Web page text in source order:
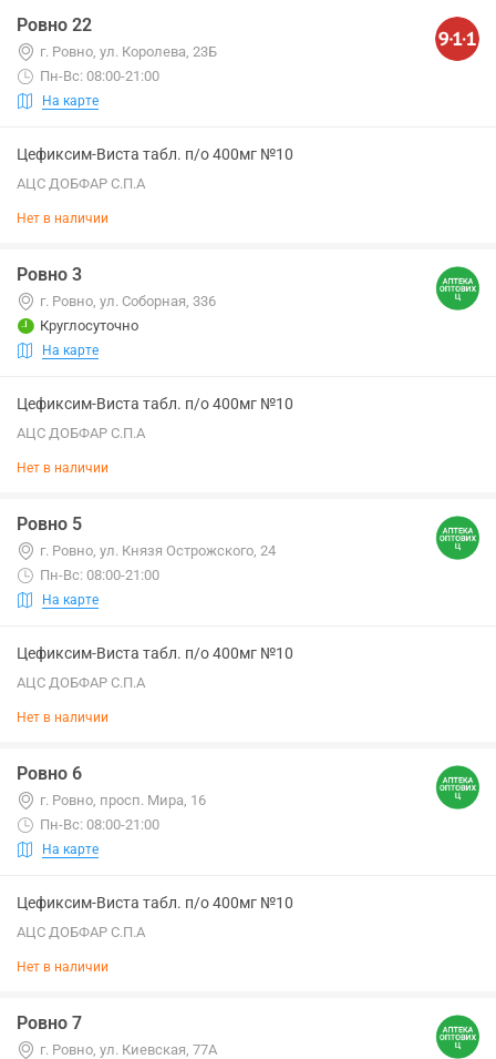
Ровно 22
г. Ровно, ул. Королева, 23Б
Пн-Вс: 08:00-21:00
На карте
Цефиксим-Виста табл. п/о 400мг №10
АЦС ДОБФАР С.П.А
Нет в наличии
Ровно 3
г. Ровно, ул. Соборная, 336
Круглосуточно
На карте
Цефиксим-Виста табл. п/о 400мг №10
АЦС ДОБФАР С.П.А
Нет в наличии
Ровно 5
г. Ровно, ул. Князя Острожского, 24
Пн-Вс: 08:00-21:00
На карте
Цефиксим-Виста табл. п/о 400мг №10
АЦС ДОБФАР С.П.А
Нет в наличии
Ровно 6
г. Ровно, просп. Мира, 16
Пн-Вс: 08:00-21:00
На карте
Цефиксим-Виста табл. п/о 400мг №10
АЦС ДОБФАР С.П.А
Нет в наличии
Ровно 7
г. Ровно, ул. Киевская, 77А